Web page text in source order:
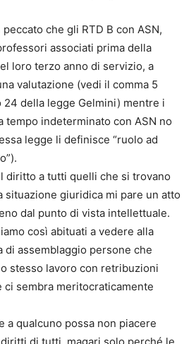
che gli RTD B con ASN,
associati prima della
loro terzo anno di servizio, a
valutazione (vedi il comma 5
24 della legge Gelmini) mentre i
tempo indeterminato con ASN no
legge li definisce “ruolo ad
diritto a tutti quelli che si trovano
situazione giuridica mi pare un atto
dal punto di vista intellettuale.
così abituati a vedere alla
di assemblaggio persone che
stesso lavoro con retribuzioni
ci sembra meritocraticamente
a qualcuno possa non piacere